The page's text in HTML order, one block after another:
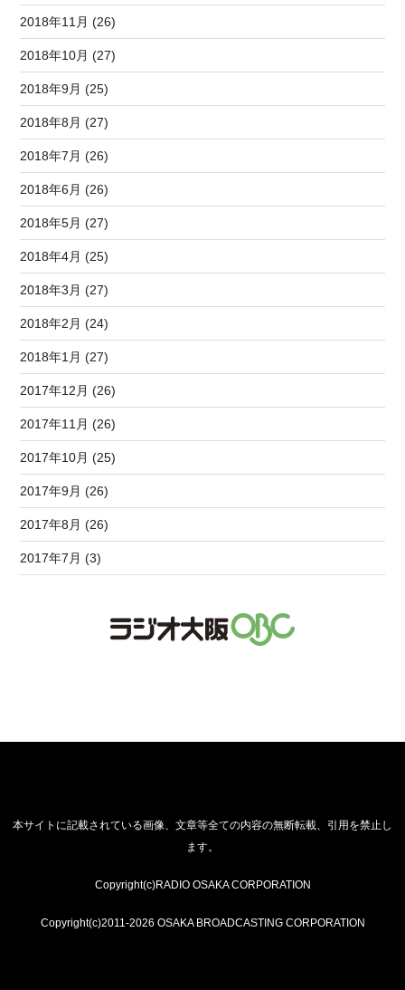
2018年11月 (26)
2018年10月 (27)
2018年9月 (25)
2018年8月 (27)
2018年7月 (26)
2018年6月 (26)
2018年5月 (27)
2018年4月 (25)
2018年3月 (27)
2018年2月 (24)
2018年1月 (27)
2017年12月 (26)
2017年11月 (26)
2017年10月 (25)
2017年9月 (26)
2017年8月 (26)
2017年7月 (3)
本サイトに記載されている画像、文章等全ての内容の無断転載、引用を禁止し
ます。
Copyright(c)RADIO OSAKA CORPORATION
Copyright(c)2011-2026 OSAKA BROADCASTING CORPORATION